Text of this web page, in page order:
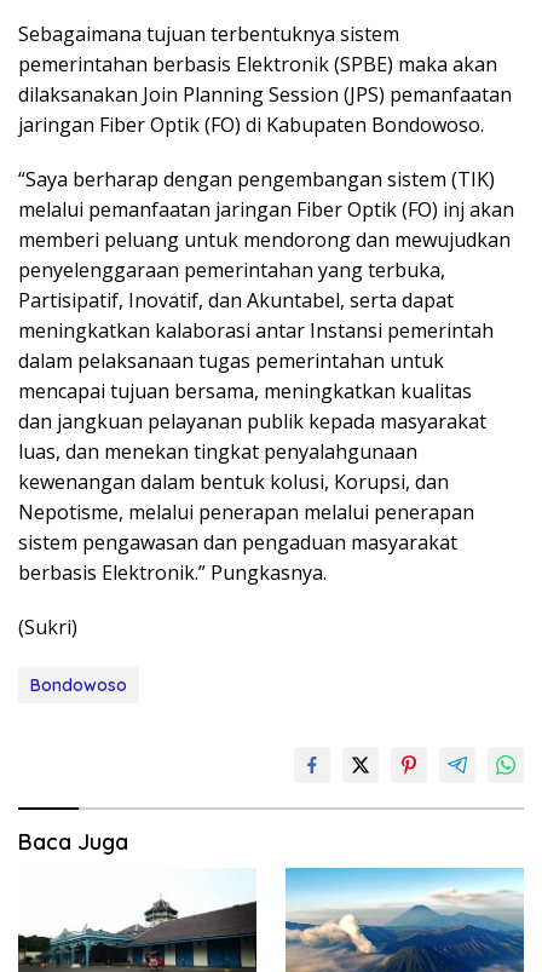
Sebagaimana tujuan terbentuknya sistem
pemerintahan berbasis Elektronik (SPBE) maka akan
dilaksanakan Join Planning Session (JPS) pemanfaatan
jaringan Fiber Optik (FO) di Kabupaten Bondowoso.
“Saya berharap dengan pengembangan sistem (TIK)
melalui pemanfaatan jaringan Fiber Optik (FO) inj akan
memberi peluang untuk mendorong dan mewujudkan
penyelenggaraan pemerintahan yang terbuka,
Partisipatif, Inovatif, dan Akuntabel, serta dapat
meningkatkan kalaborasi antar Instansi pemerintah
dalam pelaksanaan tugas pemerintahan untuk
mencapai tujuan bersama, meningkatkan kualitas
dan jangkuan pelayanan publik kepada masyarakat
luas, dan menekan tingkat penyalahgunaan
kewenangan dalam bentuk kolusi, Korupsi, dan
Nepotisme, melalui penerapan melalui penerapan
sistem pengawasan dan pengaduan masyarakat
berbasis Elektronik.” Pungkasnya.
(Sukri)
Bondowoso
Baca Juga